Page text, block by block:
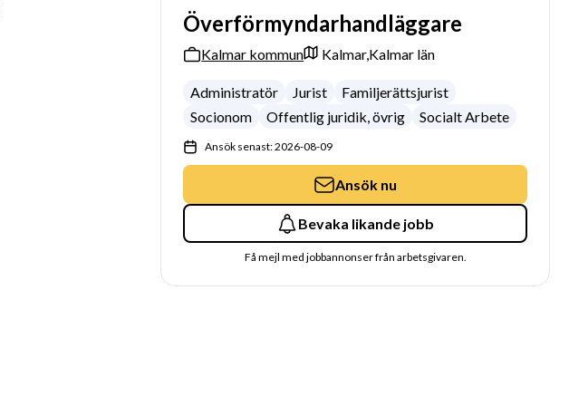
Överförmyndarhandläggare
Kalmar kommun Kalmar,Kalmar län
Administratör Jurist
Familjerättsjurist
Socionom
Offentlig juridik, övrig Socialt Arbete
Ansök senast: 2026-08-09
Ansök nu
Bevaka likande jobb
Få mejl med jobbannonser från arbetsgivaren.